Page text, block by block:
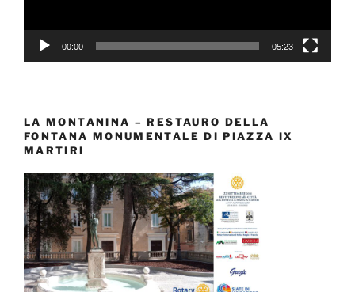
00:00 05:23
LA MONTANINA – RESTAURO DELLA
FONTANA MONUMENTALE DI PIAZZA IX
MARTIRI